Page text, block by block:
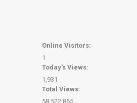
Online Visitors:
1
Today's Views:
1,931
Total Views:
58,522,865